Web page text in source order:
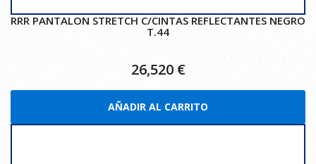
RRR PANTALON STRETCH C/CINTAS REFLECTANTES NEGRO
T.44
26,520 €
AÑADIR AL CARRITO